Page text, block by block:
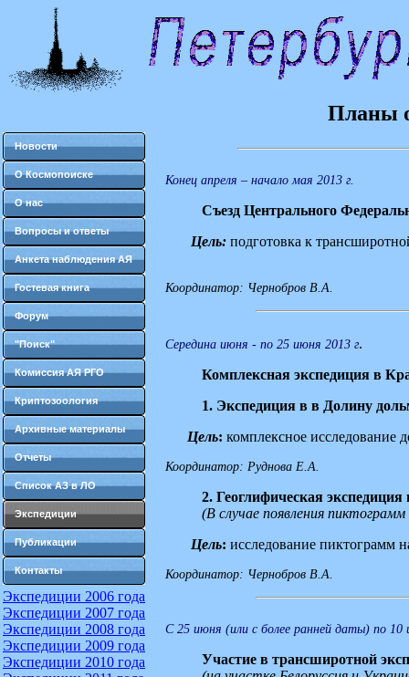
Новости
О Космопоиске
О нас
Вопросы и ответы
Анкета наблюдения АЯ
Гостевая книга
Форум
"Поиск"
Комиссия АЯ РГО
Криптозоология
Архивные материалы
Отчеты
Список АЗ в ЛО
Экспедиции
Публикации
Контакты
Экспедиции 2006 года
Экспедиции 2007 года
Экспедиции 2008 года
Экспедиции 2009 года
Экспедиции 2010 года
Планы
Конец апреля – начало мая 2013 г.
Съезд Центрального
Цель: подготовка к
Координатор: Чернобров В.А.
Середина июня - по 25 июня 2013 г.
Комплексная экспедиция в
1. Экспедиция в в Долину
Цель: комплексное исследование
Координатор: Руднова Е.А.
2. Геоглифическая
(В случае появления
Цель: исследование пиктограмм
Координатор: Чернобров В.А.
С 25 июня (или с более ранней даты) по 10
Участие в трансширотной